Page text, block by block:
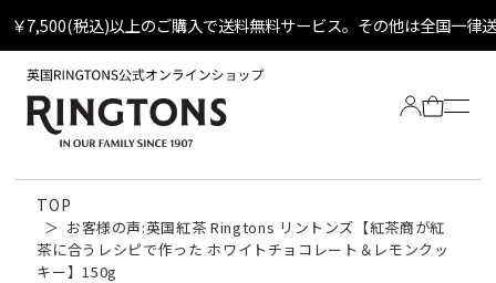
￥7,500(税込)以上のご購入で送料無料サービス。その他は全国一律
TOP
お客様の声:英国紅茶 Ringtons リントンズ【紅茶商が紅
茶に合うレシピで作った ホワイトチョコレート＆レモンクッ
キー】150g